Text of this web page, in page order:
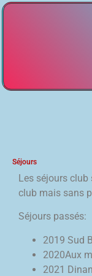
Séjours
Les séjours club
club mais sans
Séjours passés:
2019 Sud
2020Aux
2021